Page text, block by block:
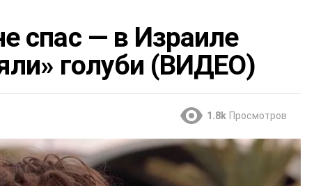
спас — в Израиле
голуби (ВИДЕО)
1.8k Просмотров